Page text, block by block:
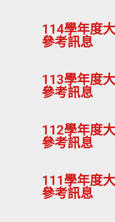
114學年度
參考訊息
113學年度
參考訊息
112學年度
參考訊息
111學年度
參考訊息